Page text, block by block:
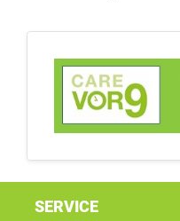
SERVICE